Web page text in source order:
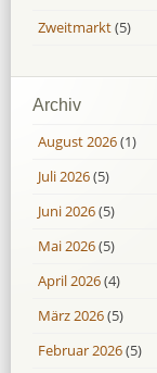
Zweitmarkt(5)
Archiv
August 2026(1)
Juli 2026(5)
Juni 2026(5)
Mai 2026(5)
April 2026(4)
März 2026(5)
Februar 2026(5)